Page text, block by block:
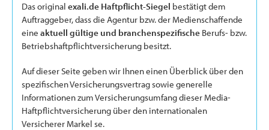
Das original exali.de Haftpflicht-Siegel bestätigt dem
Auftraggeber, dass die Agentur bzw. der Medienschaffende
eine aktuell gültige und branchenspezifische Berufs- bzw.
Betriebshaftpflichtversicherung besitzt.
Auf dieser Seite geben wir Ihnen einen Überblick über den
spezifischen Versicherungsvertrag sowie generelle
Informationen zum Versicherungsumfang dieser Media-
Haftpflichtversicherung über den internationalen
Versicherer Markel se.